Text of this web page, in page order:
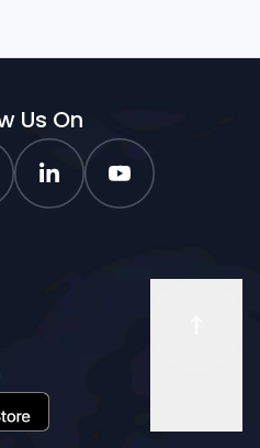
Us On